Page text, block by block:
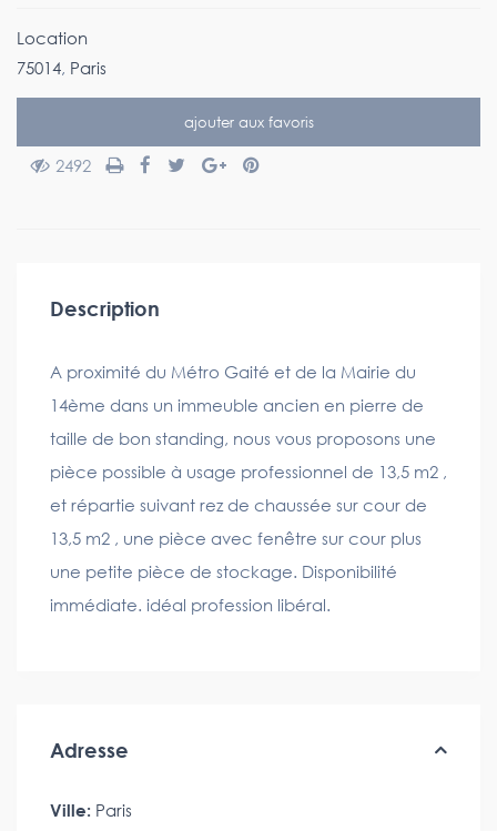
Location
75014, Paris
ajouter aux favoris
2492
Description
A proximité du Métro Gaité et de la Mairie du
14ème dans un immeuble ancien en pierre de
taille de bon standing, nous vous proposons une
pièce possible à usage professionnel de 13,5 m2 ,
et répartie suivant rez de chaussée sur cour de
13,5 m2 , une pièce avec fenêtre sur cour plus
une petite pièce de stockage. Disponibilité
immédiate. idéal profession libéral.
Adresse
Ville: Paris